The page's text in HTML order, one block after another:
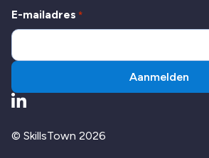
E-mailadres *
Aanmelden
Ga naar LinkedIn
© SkillsTown 2026